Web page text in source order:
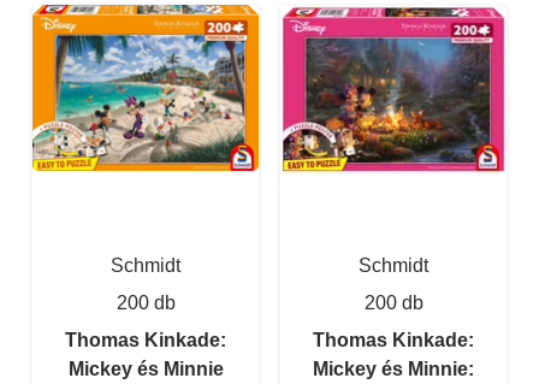
Schmidt
200 db
Thomas Kinkade:
Mickey és Minnie
Schmidt
200 db
Thomas Kinkade:
Mickey és Minnie: